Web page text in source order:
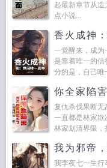
起最新章节从
点小说...
香火成神
一觉醒来，成为
是靠着唯一的
分的是，自己唯
且看这乡...
你全家陷
复仇杀伐果断无
一直都是林家欺
林家划清界限，
我为邪帝
我李夜七一生行